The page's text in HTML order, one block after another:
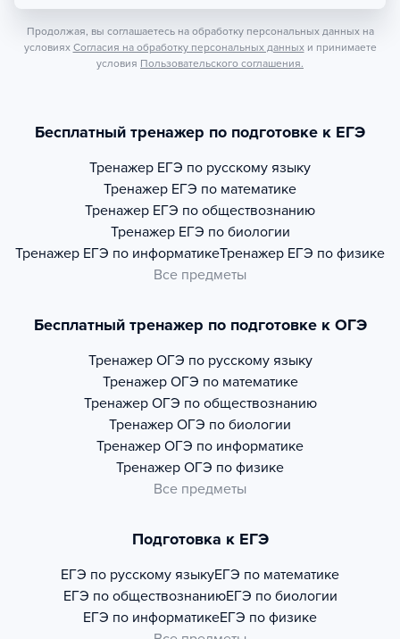
Продолжая, вы соглашаетесь на обработку персональных данных на
условиях Согласия на обработку персональных данных и принимаете
условия Пользовательского соглашения.
Бесплатный тренажер по подготовке к ЕГЭ
Тренажер ЕГЭ по русскому языку
Тренажер ЕГЭ по математике
Тренажер ЕГЭ по обществознанию
Тренажер ЕГЭ по биологии
Тренажер ЕГЭ по информатикеТренажер ЕГЭ по физике
Все предметы
Бесплатный тренажер по подготовке к ОГЭ
Тренажер ОГЭ по русскому языку
Тренажер ОГЭ по математике
Тренажер ОГЭ по обществознанию
Тренажер ОГЭ по биологии
Тренажер ОГЭ по информатике
Тренажер ОГЭ по физике
Все предметы
Подготовка к ЕГЭ
ЕГЭ по русскому языкуЕГЭ по математике
ЕГЭ по обществознаниюЕГЭ по биологии
ЕГЭ по информатикеЕГЭ по физике